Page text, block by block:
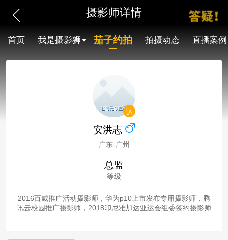
摄影师详情
首页 我是摄影狮 茄子约拍 拍摄动态 直播案例
安洪志
广东-广州
总监
等级
2016百威推广活动摄影师，华为p10上市发布专用摄影师，腾
讯云校园推广摄影师，2018印尼雅加达亚运会组委签约摄影师